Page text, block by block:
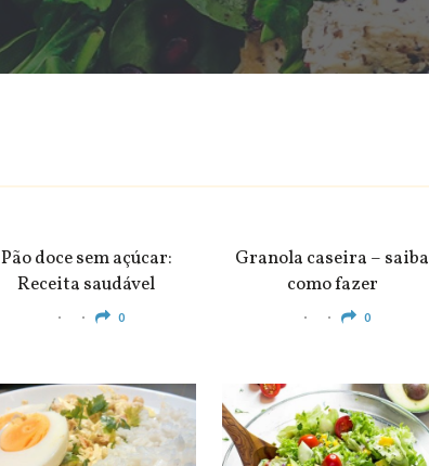
Pão doce sem açúcar:
Receita saudável
0
Granola caseira – saiba
como fazer
0